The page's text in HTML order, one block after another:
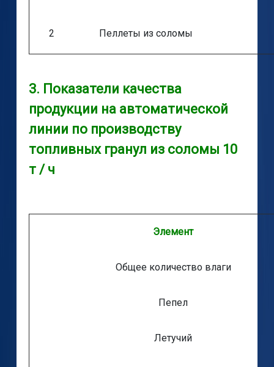
2 Пеллеты из соломы
3. Показатели качества
продукции на автоматической
линии по производству
топливных гранул из соломы 10
т / ч
Элемент
Общее количество влаги
Пепел
Летучий